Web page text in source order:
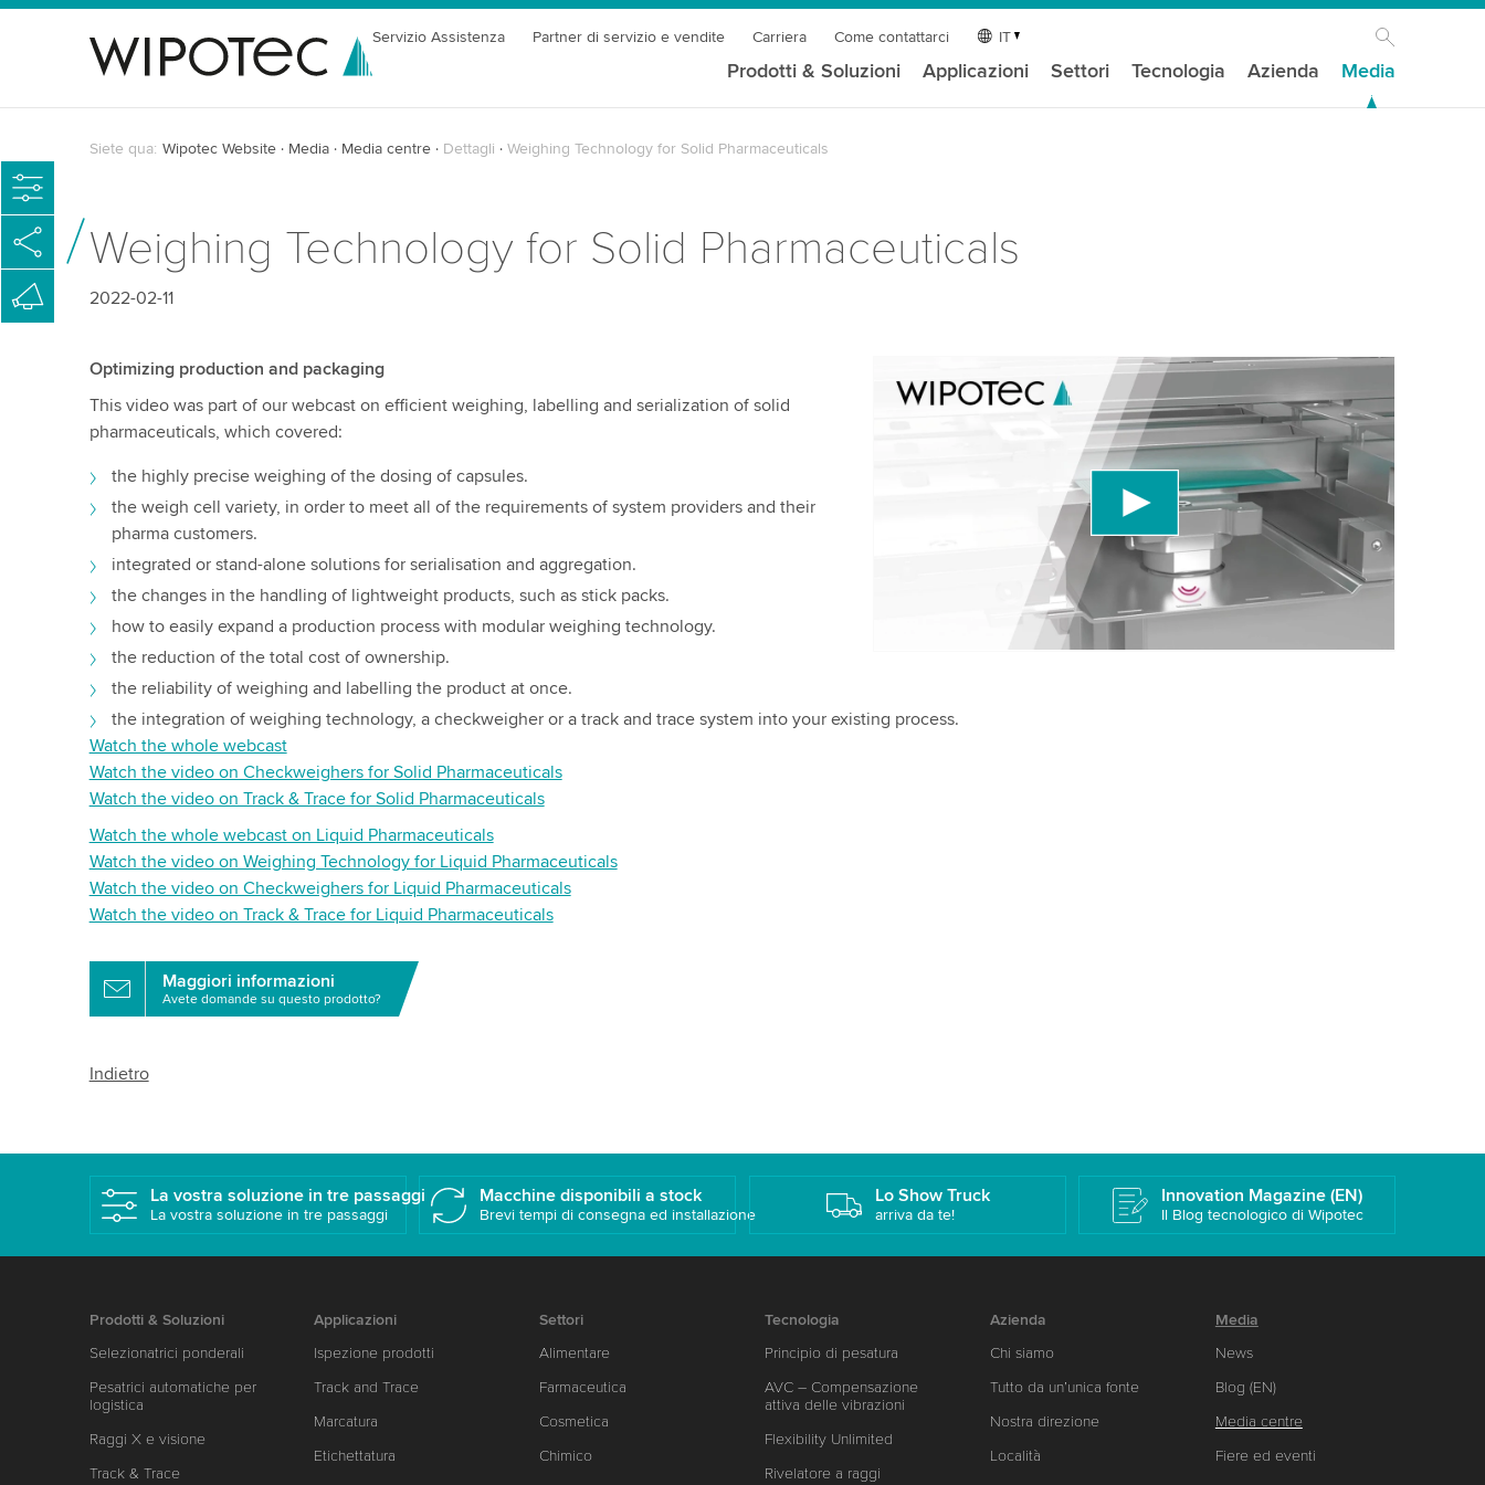
Servizio Assistenza Partner di servizio e vendite Carriera Come contattarci IT
Prodotti & Soluzioni Applicazioni Settori Tecnologia Azienda Media
Siete qua: Wipotec Website Media Media centre Dettagli Weighing Technology for Solid Pharmaceuticals
Weighing Technology for Solid Pharmaceuticals
2022-02-11
Abbiamo bisogno del tuo consenso per caricare il
servizio video di YouTube!
Utilizziamo un servizio di terze parti per incorporare
contenuti video che potrebbe raccogliere dati sulla tua
attività. Per favore, rivedi i dettagli e accetta il servizio per
guardare questo video.
Maggiori informazioni
Optimizing production and packaging
This video was part of our webcast on efficient weighing, labelling and serialization of solid
pharmaceuticals, which covered:
the highly precise weighing of the dosing of capsules.
the weigh cell variety, in order to meet all of the requirements of system providers and their
pharma customers.
integrated or stand-alone solutions for serialisation and aggregation.
the changes in the handling of lightweight products, such as stick packs.
how to easily expand a production process with modular weighing technology.
the reduction of the total cost of ownership.
the reliability of weighing and labelling the product at once.
the integration of weighing technology, a checkweigher or a track and trace system into your existing process.
Watch the whole webcast
Watch the video on Checkweighers for Solid Pharmaceuticals
Watch the video on Track & Trace for Solid Pharmaceuticals
Watch the whole webcast on Liquid Pharmaceuticals
Watch the video on Weighing Technology for Liquid Pharmaceuticals
Watch the video on Checkweighers for Liquid Pharmaceuticals
Watch the video on Track & Trace for Liquid Pharmaceuticals
Maggiori informazioni
Avete domande su questo prodotto?
Indietro
La vostra soluzione in tre passaggi
La vostra soluzione in tre passaggi
Macchine disponibili a stock
Brevi tempi di consegna ed installazione
Lo Show Truck
arriva da te!
Innovation Magazine (EN)
Il Blog tecnologico di Wipotec
Prodotti & Soluzioni
Selezionatrici ponderali
Pesatrici automatiche per
logistica
Raggi X e visione
Track & Trace
Applicazioni
Ispezione prodotti
Track and Trace
Marcatura
Etichettatura
Settori
Alimentare
Farmaceutica
Cosmetica
Chimico
Tecnologia
Principio di pesatura
AVC – Compensazione
attiva delle vibrazioni
Flexibility Unlimited
Rivelatore a raggi
Azienda
Chi siamo
Tutto da un’unica fonte
Nostra direzione
Località
Media
News
Blog (EN)
Media centre
Fiere ed eventi